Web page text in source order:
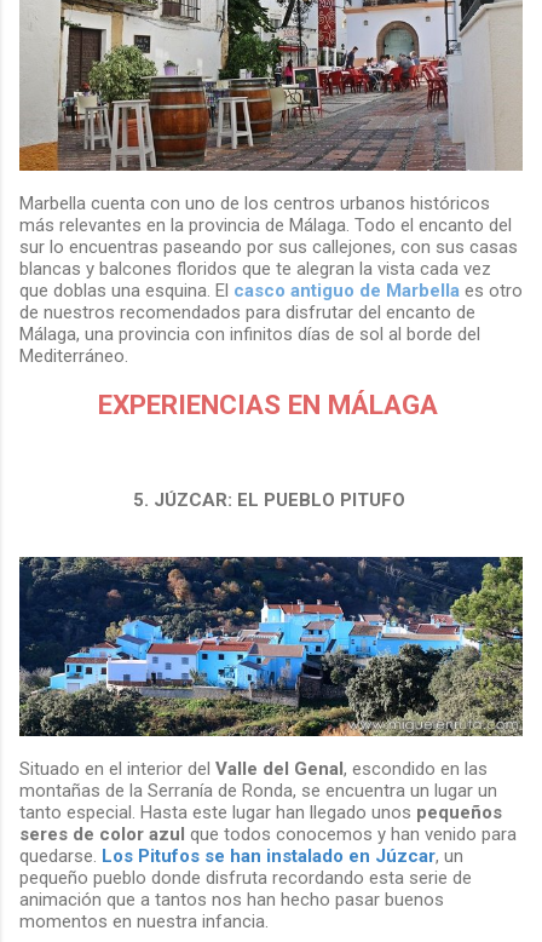
Marbella cuenta con uno de los centros urbanos históricos
más relevantes en la provincia de Málaga. Todo el encanto del
sur lo encuentras paseando por sus callejones, con sus casas
blancas y balcones floridos que te alegran la vista cada vez
que doblas una esquina. El casco antiguo de Marbella es otro
de nuestros recomendados para disfrutar del encanto de
Málaga, una provincia con infinitos días de sol al borde del
Mediterráneo.
EXPERIENCIAS EN MÁLAGA
5. JÚZCAR: EL PUEBLO PITUFO
Situado en el interior del Valle del Genal, escondido en las
montañas de la Serranía de Ronda, se encuentra un lugar un
tanto especial. Hasta este lugar han llegado unos pequeños
seres de color azul que todos conocemos y han venido para
quedarse. Los Pitufos se han instalado en Júzcar, un
pequeño pueblo donde disfruta recordando esta serie de
animación que a tantos nos han hecho pasar buenos
momentos en nuestra infancia.